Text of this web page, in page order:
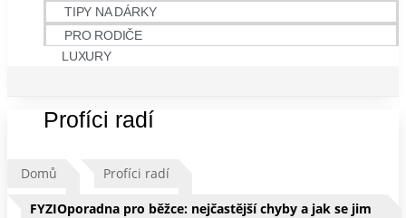
TIPY NA DÁRKY
PRO RODIČE
LUXURY
Profíci radí
Domů Profíci radí
FYZIOporadna pro běžce: nejčastější chyby a jak se jim